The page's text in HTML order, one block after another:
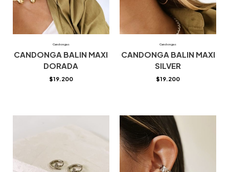
Candongas
CANDONGA BALIN MAXI
DORADA
$19.200
Candongas
CANDONGA BALIN MAXI
SILVER
$19.200